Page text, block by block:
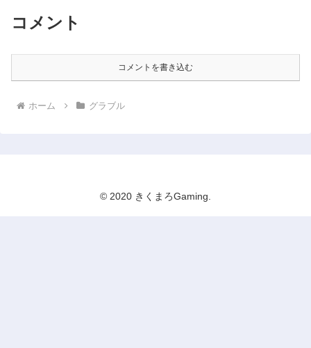
コメント
コメントを書き込む
ホーム グラブル
© 2020 きくまろGaming.